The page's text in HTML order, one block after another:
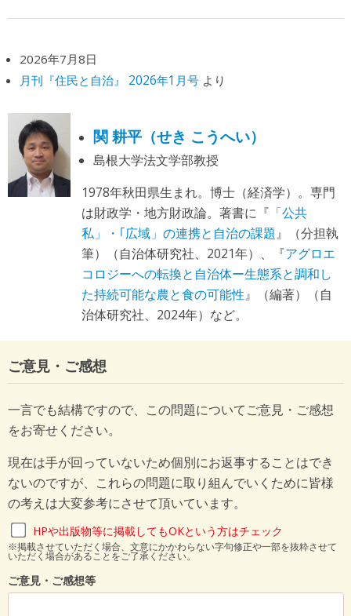
2026年7月8日
月刊『住民と自治』 2026年1月号より
関 耕平（せき こうへい）
島根大学法文学部教授
1978年秋田県生まれ。博士（経済学）。専門
は財政学・地方財政論。著書に『 「公共
私」・｢広域」の連携と自治の課題』（分担執
筆）（自治体研究社、2021年）、『アグロエ
コロジーへの転換と自治体ー生態系と調和し
た持続可能な農と食の可能性』（編著）（自
治体研究社、2024年）など。
ご意見・ご感想
一言でも結構ですので、この問題についてご意見・ご感想
をお寄せください。
現在は手が回っていないため個別にお返事することはでき
ないのですが、これらの問題に取り組んでいくために皆様
の考えは大変参考にさせて頂いています。
HPや出版物等に掲載してもOKという方はチェック
※掲載させていただく場合、文意にかかわらない字句修正や一部を抜粋させて
いただく場合があることをご了承ください。
ご意見・ご感想等